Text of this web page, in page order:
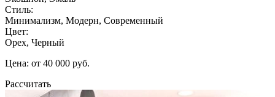
Стиль:
Минимализм, Модерн, Современный
Цвет:
Орех, Черный
Цена: от 40 000 руб.
Рассчитать